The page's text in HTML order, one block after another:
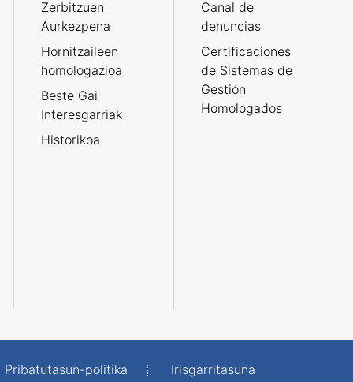
Zerbitzuen
Aurkezpena
Hornitzaileen
homologazioa
Beste Gai
Interesgarriak
Historikoa
Canal de
denuncias
Certificaciones
de Sistemas de
Gestión
Homologados
Pribatutasun-politika Irisgarritasuna